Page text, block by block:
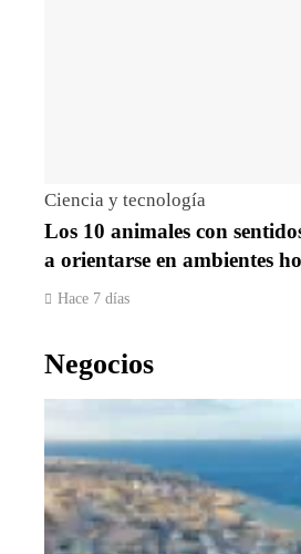
Ciencia y tecnología
Los 10 animales con
a orientarse en ambientes
Hace 7 días
Negocios